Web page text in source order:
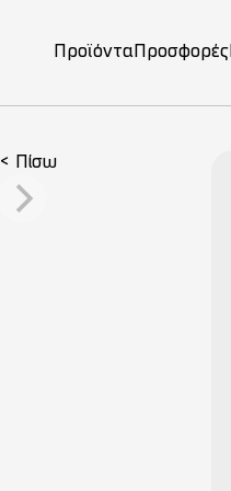
Προϊόντα Προσφορές
< Πίσω